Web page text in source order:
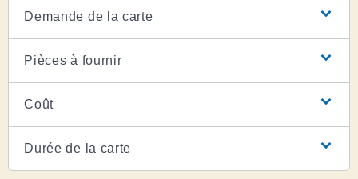
Demande de la carte
Pièces à fournir
Coût
Durée de la carte